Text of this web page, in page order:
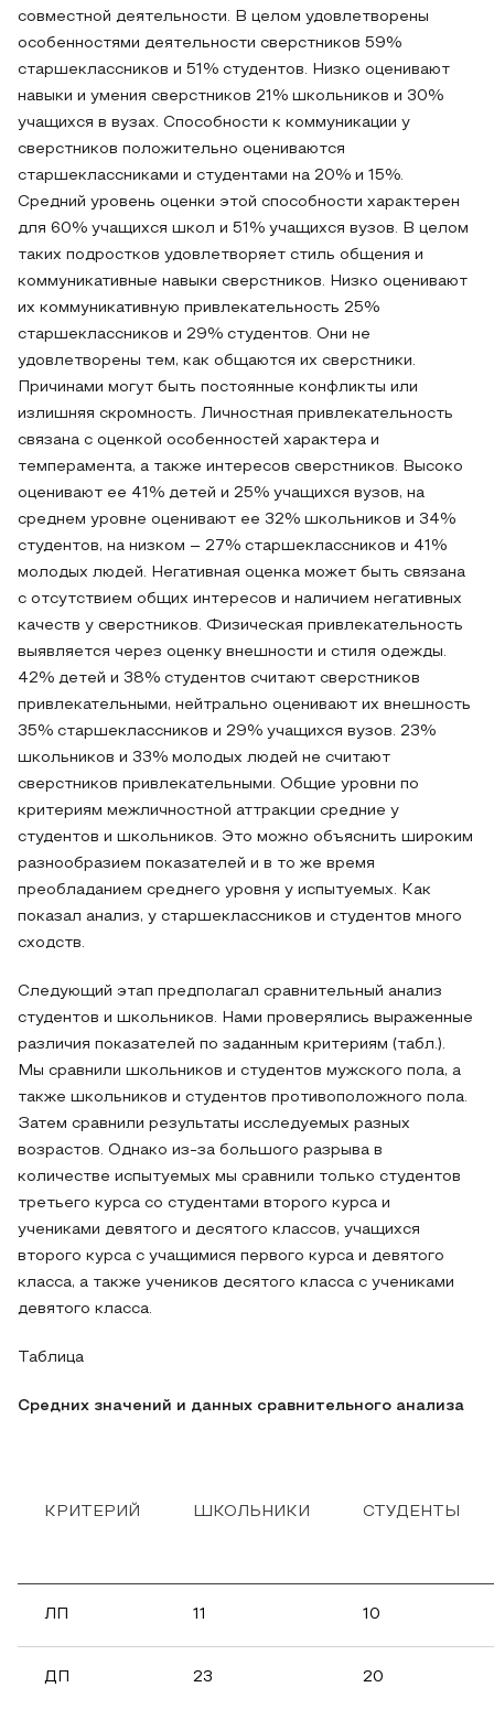
совместной деятельности. В целом удовлетворены
особенностями деятельности сверстников 59%
старшеклассников и 51% студентов. Низко оценивают
навыки и умения сверстников 21% школьников и 30%
учащихся в вузах. Способности к коммуникации у
сверстников положительно оцениваются
старшеклассниками и студентами на 20% и 15%.
Средний уровень оценки этой способности характерен
для 60% учащихся школ и 51% учащихся вузов. В целом
таких подростков удовлетворяет стиль общения и
коммуникативные навыки сверстников. Низко оценивают
их коммуникативную привлекательность 25%
старшеклассников и 29% студентов. Они не
удовлетворены тем, как общаются их сверстники.
Причинами могут быть постоянные конфликты или
излишняя скромность. Личностная привлекательность
связана с оценкой особенностей характера и
темперамента, а также интересов сверстников. Высоко
оценивают ее 41% детей и 25% учащихся вузов, на
среднем уровне оценивают ее 32% школьников и 34%
студентов, на низком – 27% старшеклассников и 41%
молодых людей. Негативная оценка может быть связана
с отсутствием общих интересов и наличием негативных
качеств у сверстников. Физическая привлекательность
выявляется через оценку внешности и стиля одежды.
42% детей и 38% студентов считают сверстников
привлекательными, нейтрально оценивают их внешность
35% старшеклассников и 29% учащихся вузов. 23%
школьников и 33% молодых людей не считают
сверстников привлекательными. Общие уровни по
критериям межличностной аттракции средние у
студентов и школьников. Это можно объяснить широким
разнообразием показателей и в то же время
преобладанием среднего уровня у испытуемых. Как
показал анализ, у старшеклассников и студентов много
сходств.
Следующий этап предполагал сравнительный анализ
студентов и школьников. Нами проверялись выраженные
различия показателей по заданным критериям (табл.).
Мы сравнили школьников и студентов мужского пола, а
также школьников и студентов противоположного пола.
Затем сравнили результаты исследуемых разных
возрастов. Однако из-за большого разрыва в
количестве испытуемых мы сравнили только студентов
третьего курса со студентами второго курса и
учениками девятого и десятого классов, учащихся
второго курса с учащимися первого курса и девятого
класса, а также учеников десятого класса с учениками
девятого класса.
Таблица
Средних значений и данных сравнительного анализа
КРИТЕРИЙ ШКОЛЬНИКИ СТУДЕНТЫ
ЛП 11 10
ДП 23 20